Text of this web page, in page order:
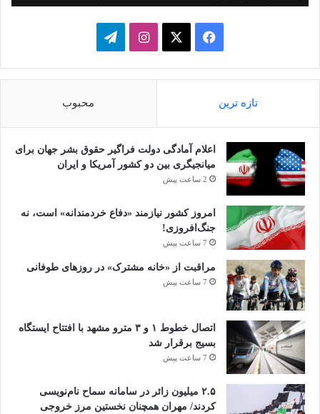
فیسبوک ایکساینستاگرامتلگرام
تازه ترین محبوب
اعلام آمادگی دولت فراگیر حقوق بشر جهان برای
میانجیگری بین دو کشور آمریکا و ایران
2 ساعت پیش
امروز کشور نیازمند «دفاع خردمندانه» است، نه
جنگ‌افروزی!
7 ساعت پیش
مراقبت از «خانه مشترک» در روزهای طوفانی
7 ساعت پیش
اتصال خطوط ۱ و ۳ مترو مشهد با افتتاح ایستگاه
بسیج برقرار شد
7 ساعت پیش
۲.۵ میلیون زائر در سامانه سماح نام‌نویسی
کردند/ مهران همچنان نخستین مرز خروجی